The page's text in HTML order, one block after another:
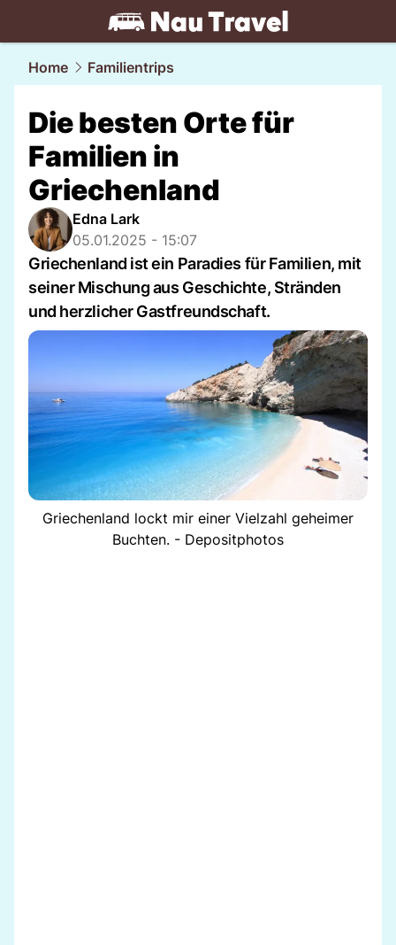
travel.NAU.ch
Home Familientrips
Die besten Orte für
Familien in
Griechenland
Edna Lark
05.01.2025 - 15:07
Griechenland ist ein Paradies für Familien, mit
seiner Mischung aus Geschichte, Stränden
und herzlicher Gastfreundschaft.
Griechenland lockt mir einer Vielzahl geheimer
Buchten. - Depositphotos